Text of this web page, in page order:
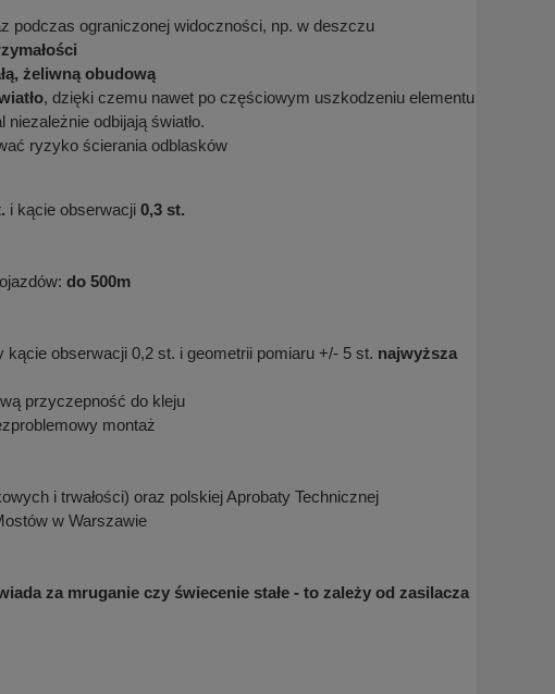
podczas ograniczonej widoczności, np. w deszczu
żeliwną obudową
, dzięki czemu nawet po częściowym uszkodzeniu elementu
odbijają światło.
ryzyko ścierania odblasków
i kącie obserwacji 0,3 st.
do 500m
kącie obserwacji 0,2 st. i geometrii pomiaru +/- 5 st. najwyższa
przyczepność do kleju
montaż
i trwałości) oraz polskiej Aprobaty Technicznej
w Warszawie
za mruganie czy świecenie stałe - to zależy od zasilacza